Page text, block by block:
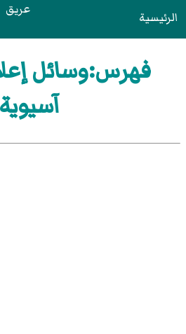
الرئيسية عريق
فهرس:وسائل
آسيوية